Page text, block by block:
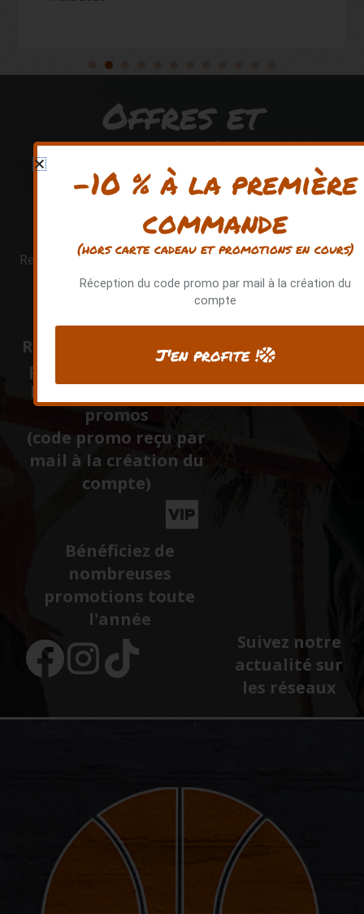
Offres et
exclusivités Quai
128
Rejoignez la communauté QUAI 128 pour avoir accès
à des avantages exclusifs !
Recevez -10% sur votre
première commande
hors carte cadeau et
promos
(code promo reçu par
mail à la création du
compte)
Bénéficiez de
nombreuses
promotions toute
l'année
Suivez notre
actualité sur
les réseaux
-10 % à la première
commande
(hors carte cadeau et promotions en cours)
Réception du code promo par mail à la création du
compte
J'en profite !